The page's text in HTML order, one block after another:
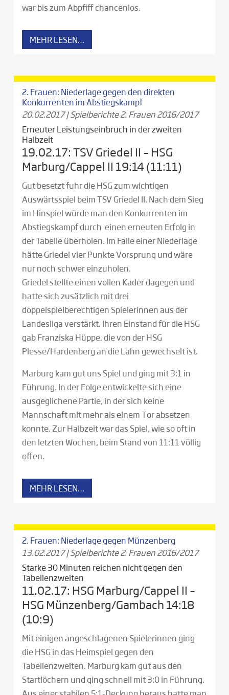
war bis zum Abpfiff chancenlos.
MEHR LESEN…
2. Frauen: Niederlage gegen den direkten
Konkurrenten im Abstiegskampf
20.02.2017|Spielberichte 2. Frauen 2016/2017
Erneuter Leistungseinbruch in der zweiten
Halbzeit
19.02.17: TSV Griedel II – HSG
Marburg/Cappel II 19:14 (11:11)
Gut besetzt fuhr die HSG zum wichtigen
Auswärtsspiel beim TSV Griedel II. Nach dem Sieg
im Hinspiel würde man den Konkurrenten im
Abstiegskampf durch einen erneuten Erfolg in
der Tabelle überholen. Im Falle einer Niederlage
hätte Griedel vier Punkte Vorsprung und wäre
nur noch schwer einzuholen.
Griedel stellte einen vollen Kader dagegen und
hatte sich zusätzlich mit drei
doppelspielberechtigen Spielerinnen aus der
Landesliga verstärkt. Ihren Einstand für die HSG
gab Franziska Hüppe, die von der HSG
Plesse/Hardenberg an die Lahn gewechselt ist.
Marburg kam gut uns Spiel und ging mit 3:1 in
Führung. In der Folge entwickelte sich eine
ausgeglichene Partie, in der sich keine
Mannschaft mit mehr als einem Tor absetzen
konnte. Zur Halbzeit war das Spiel, wie so oft in
den letzten Wochen, beim Stand von 11:11 völlig
offen.
MEHR LESEN…
2. Frauen: Niederlage gegen Münzenberg
13.02.2017|Spielberichte 2. Frauen 2016/2017
Starke 30 Minuten reichen nicht gegen den
Tabellenzweiten
11.02.17: HSG Marburg/Cappel II –
HSG Münzenberg/Gambach 14:18
(10:9)
Mit einigen angeschlagenen Spielerinnen ging
die HSG in das Heimspiel gegen den
Tabellenzweiten. Marburg kam gut aus den
Startlöchern und ging schnell mit 3:0 in Führung.